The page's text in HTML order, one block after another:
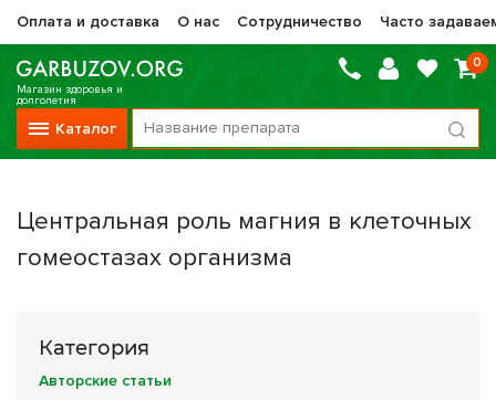
Оплата и доставка О нас Сотрудничество Часто
Магазин здоровья и
долголетия
Каталог
0
Vitauct / Витаукт
Препараты НТК Жизненная Сила
Оптисалт
МелМур
Центральная роль магния в клеточных
гомеостазах организма
Категория
Авторские статьи